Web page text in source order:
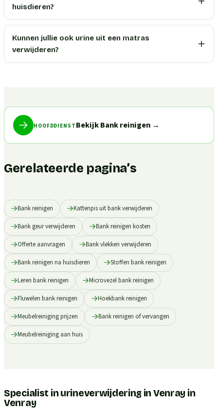
huisdieren?
Kunnen jullie ook urine uit een matras
verwijderen?
HOOFDDIENST Bekijk Bank reinigen→
Gerelateerde pagina’s
Bank reinigen Kattenpis uit bank verwijderen
Bank geur verwijderen Bank reinigen kosten
Offerte aanvragen Bank vlekken verwijderen
Bank reinigen na huisdieren Stoffen bank reinigen
Leren bank reinigen Microvezel bank reinigen
Fluwelen bank reinigen Hoekbank reinigen
Meubelreiniging prijzen Bank reinigen of vervangen
Meubelreiniging aan huis
Specialist in urineverwijdering in Venray in
Venray